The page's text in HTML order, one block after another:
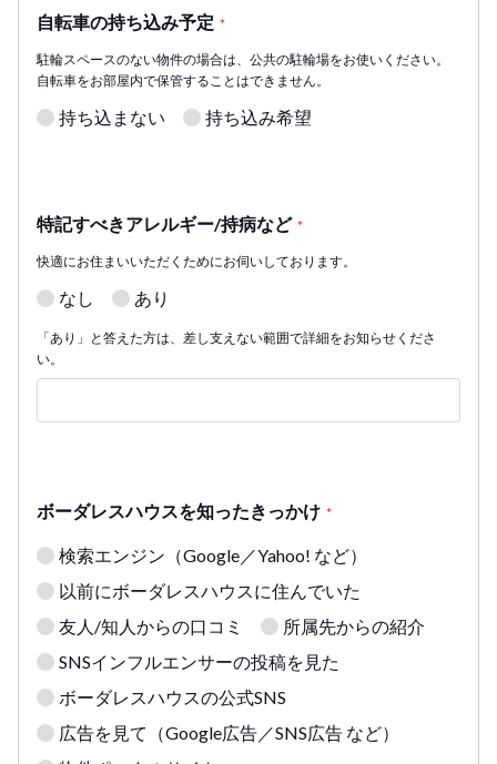
自転車の持ち込み予定 *
駐輪スペースのない物件の場合は、公共の駐輪場をお使いください。
自転車をお部屋内で保管することはできません。
持ち込まない 持ち込み希望
特記すべきアレルギー/持病など *
快適にお住まいいただくためにお伺いしております。
なし あり
「あり」と答えた方は、差し支えない範囲で詳細をお知らせくださ
い。
ボーダレスハウスを知ったきっかけ *
検索エンジン（Google／Yahoo! など）
以前にボーダレスハウスに住んでいた
友人/知人からの口コミ
所属先からの紹介
SNSインフルエンサーの投稿を見た
ボーダレスハウスの公式SNS
広告を見て（Google広告／SNS広告 など）